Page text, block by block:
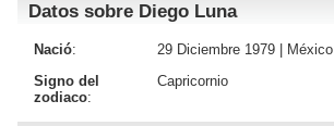
Iniciar sesión
Datos sobre Diego Luna
Nació: 29 Diciembre 1979 |
México
Signo del
zodiaco:
Capricornio